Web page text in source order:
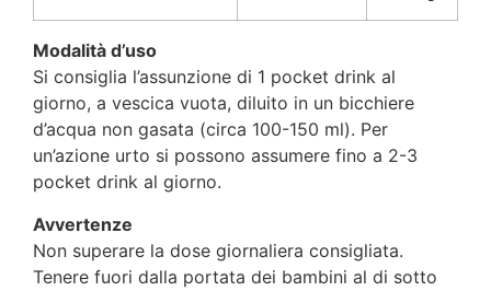
Modalità d’uso
Si consiglia l’assunzione di 1 pocket drink al
giorno, a vescica vuota, diluito in un bicchiere
d’acqua non gasata (circa 100-150 ml). Per
un’azione urto si possono assumere fino a 2-3
pocket drink al giorno.
Avvertenze
Non superare la dose giornaliera consigliata.
Tenere fuori dalla portata dei bambini al di sotto